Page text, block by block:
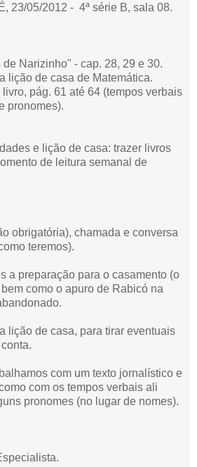
23/05/2012 - 4ª série B, sala 08.
Narizinho" - cap. 28, 29 e 30.
lição de casa de Matemática.
pág. 61 até 64 (tempos verbais
pronomes).
e lição de casa: trazer livros
de leitura semanal de
obrigatória), chamada e conversa
teremos).
a preparação para o casamento (o
como o apuro de Rabicó na
lição de casa, para tirar eventuais
com um texto jornalístico e
com os tempos verbais ali
pronomes (no lugar de nomes).